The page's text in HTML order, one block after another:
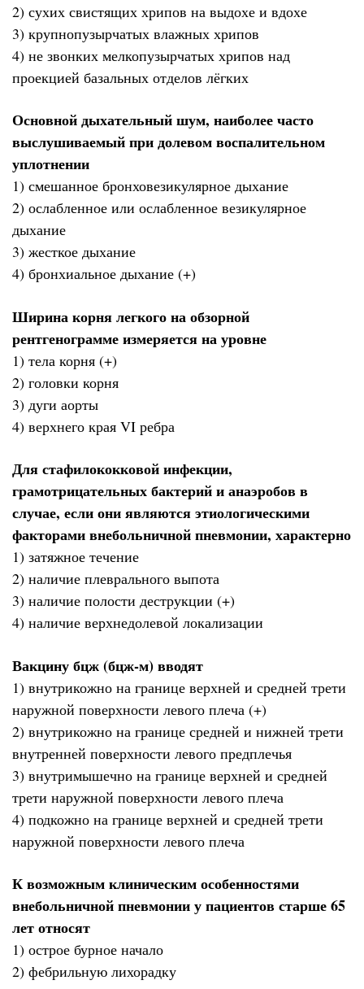
2) сухих свистящих хрипов на выдохе и вдохе
3) крупнопузырчатых влажных хрипов
4) не звонких мелкопузырчатых хрипов над
проекцией базальных отделов лёгких
Основной дыхательный шум, наиболее часто
выслушиваемый при долевом воспалительном
уплотнении
1) смешанное бронховезикулярное дыхание
2) ослабленное или ослабленное везикулярное
дыхание
3) жесткое дыхание
4) бронхиальное дыхание (+)
Ширина корня легкого на обзорной
рентгенограмме измеряется на уровне
1) тела корня (+)
2) головки корня
3) дуги аорты
4) верхнего края VI ребра
Для стафилококковой инфекции,
грамотрицательных бактерий и анаэробов в
случае, если они являются этиологическими
факторами внебольничной пневмонии, характерно
1) затяжное течение
2) наличие плеврального выпота
3) наличие полости деструкции (+)
4) наличие верхнедолевой локализации
Вакцину бцж (бцж-м) вводят
1) внутрикожно на границе верхней и средней трети
наружной поверхности левого плеча (+)
2) внутрикожно на границе средней и нижней трети
внутренней поверхности левого предплечья
3) внутримышечно на границе верхней и средней
трети наружной поверхности левого плеча
4) подкожно на границе верхней и средней трети
наружной поверхности левого плеча
К возможным клиническим особенностями
внебольничной пневмонии у пациентов старше 65
лет относят
1) острое бурное начало
2) фебрильную лихорадку